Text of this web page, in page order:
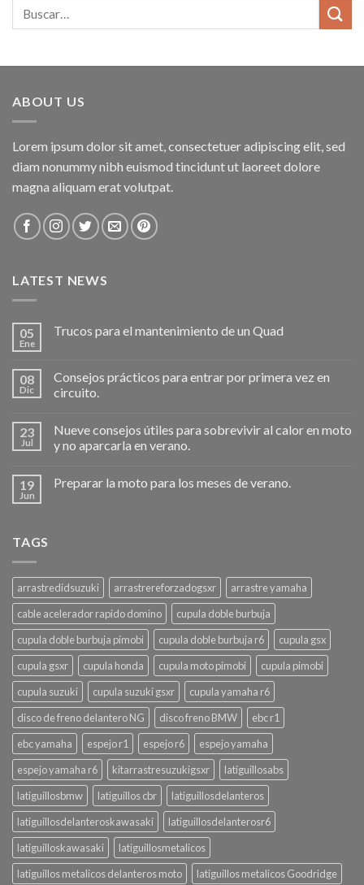
ABOUT US
Lorem ipsum dolor sit amet, consectetuer adipiscing elit, sed
diam nonummy nibh euismod tincidunt ut laoreet dolore
magna aliquam erat volutpat.
LATEST NEWS
05
Ene
Trucos para el mantenimiento de un Quad
08
Dic
Consejos prácticos para entrar por primera vez en
circuito.
23
Jul
Nueve consejos útiles para sobrevivir al calor en moto
y no aparcarla en verano.
19
Jun
Preparar la moto para los meses de verano.
TAGS
arrastredidsuzuki arrastrereforzadogsxr
arrastre yamaha
cable acelerador rapido domino
cupula doble burbuja
cupula doble burbuja pimobi
cupula doble burbuja r6
cupula gsx
cupula gsxr
cupula honda cupula moto pimobi
cupula pimobi
cupula suzuki
cupula suzuki gsxr
cupula yamaha r6
disco de freno delantero NG
disco freno BMW
ebc r1
ebc yamaha
espejo r1 espejo r6
espejo yamaha
espejo yamaha r6
kitarrastresuzukigsxr
latiguillosabs
latiguillosbmw
latiguillos cbr
latiguillosdelanteros
latiguillosdelanteroskawasaki
latiguillosdelanterosr6
latiguilloskawasaki
latiguillosmetalicos
latiguillos metalicos delanteros moto
latiguillos metalicos Goodridge